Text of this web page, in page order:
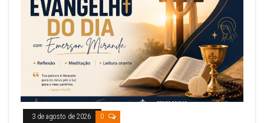
3 de agosto de 2026 0